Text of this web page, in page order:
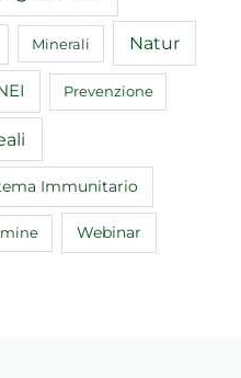
Minerali Natur
Prevenzione
Immunitario
Webinar